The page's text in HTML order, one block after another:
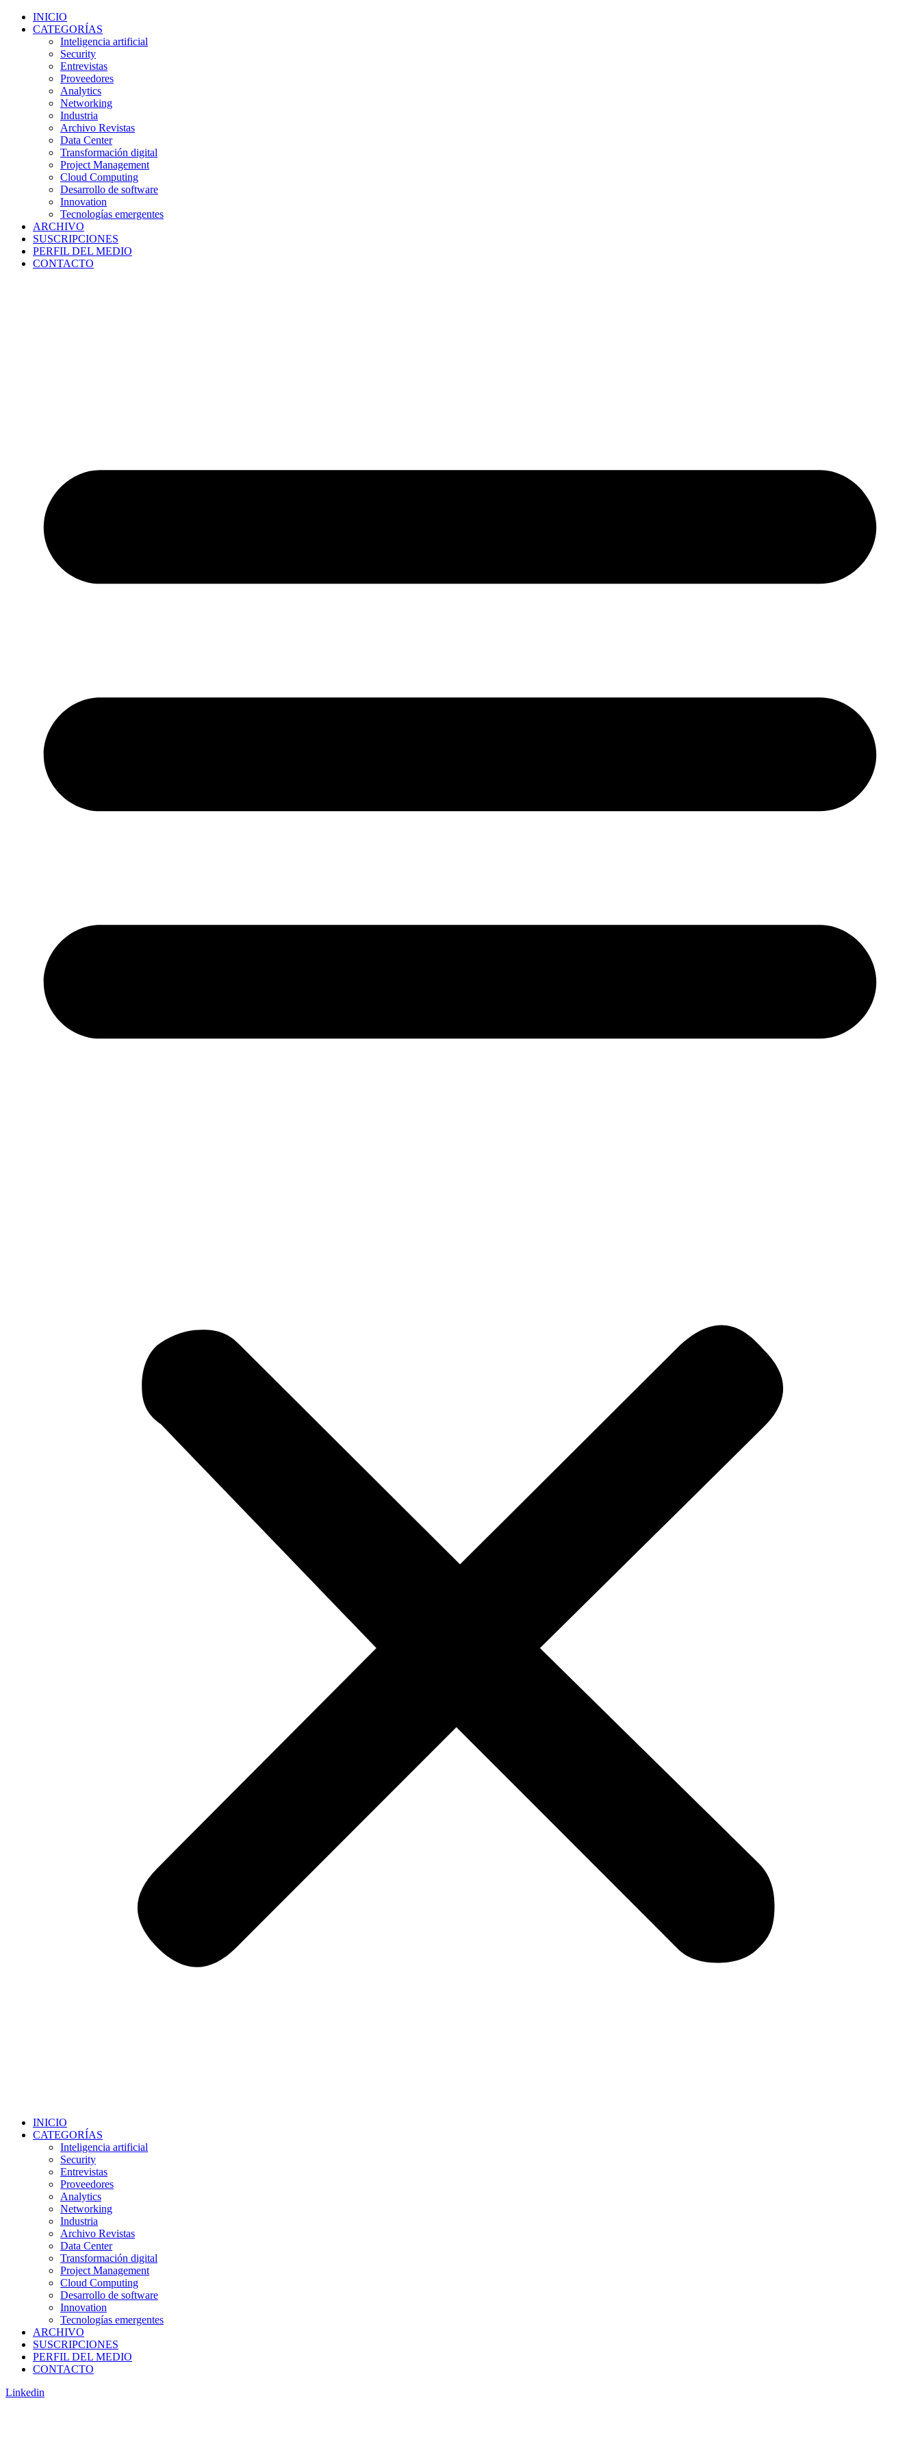
INICIO
CATEGORÍAS
Inteligencia artificial
Security
Entrevistas
Proveedores
Analytics
Networking
Industria
Archivo Revistas
Data Center
Transformación digital
Project Management
Cloud Computing
Desarrollo de software
Innovation
Tecnologías emergentes
ARCHIVO
SUSCRIPCIONES
PERFIL DEL MEDIO
CONTACTO
INICIO
CATEGORÍAS
Inteligencia artificial
Security
Entrevistas
Proveedores
Analytics
Networking
Industria
Archivo Revistas
Data Center
Transformación digital
Project Management
Cloud Computing
Desarrollo de software
Innovation
Tecnologías emergentes
ARCHIVO
SUSCRIPCIONES
PERFIL DEL MEDIO
CONTACTO
Linkedin